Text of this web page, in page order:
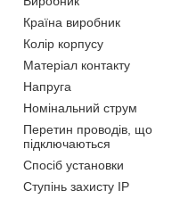
Країна виробник
Колір корпусу
Матеріал контакту
Напруга
Номінальний струм
Перетин проводів, що
підключаються
Спосіб установки
Ступінь захисту IP